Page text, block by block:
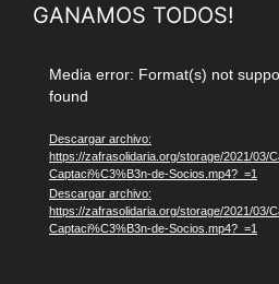
GANAMOS TODOS!
Reproductor
de
vídeo
Media error: Format(s) not
found
Descargar archivo:
https://zafrasolidaria.org/storage/2021/03/
Captaci%C3%B3n-de-Socios.mp4?_=1
Descargar archivo:
https://zafrasolidaria.org/storage/2021/03/
Captaci%C3%B3n-de-Socios.mp4?_=1